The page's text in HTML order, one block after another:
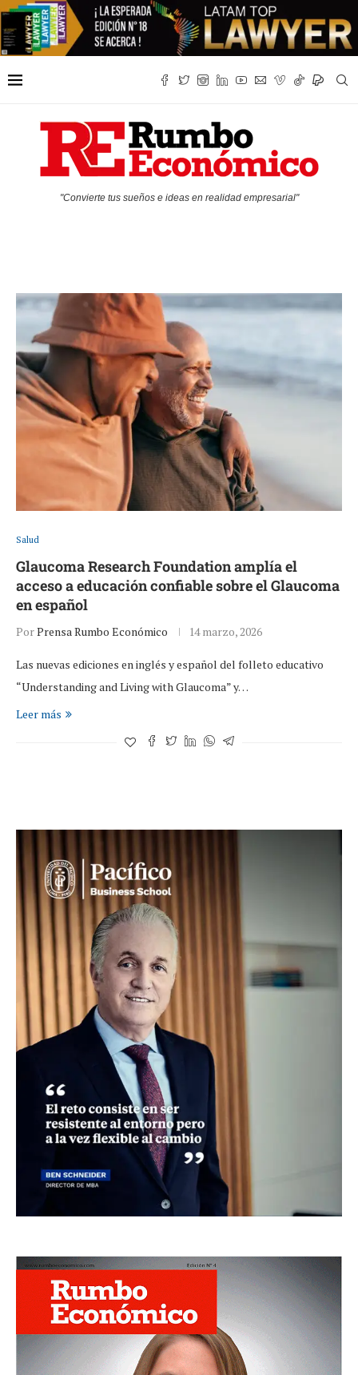
"Convierte tus sueños e ideas en realidad empresarial"
Salud
Glaucoma Research Foundation amplía el
acceso a educación confiable sobre el Glaucoma
en español
PorPrensa Rumbo Económico 14 marzo, 2026
Las nuevas ediciones en inglés y español del folleto educativo
“Understanding and Living with Glaucoma” y…
Leer más